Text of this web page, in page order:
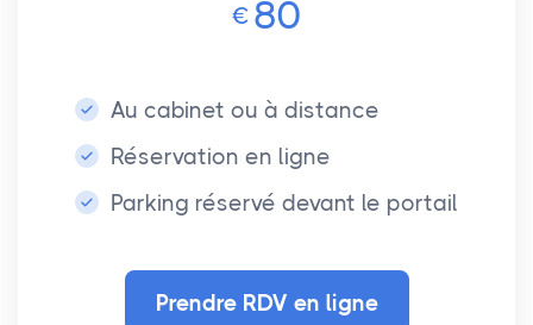
€ 80
Au cabinet ou à distance
Réservation en ligne
Parking réservé devant le portail
Prendre RDV en ligne